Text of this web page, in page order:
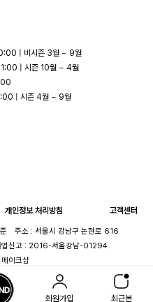
회원가입 최근본
| 비시즌 3월 ~ 9월
| 시즌 10월 ~ 4월
| 시즌 4월 ~ 9월
개인정보 처리방침 고객센터
주소 : 서울시 강남구 논현로 616
업신고 : 2016-서울강남-01294
이크샵